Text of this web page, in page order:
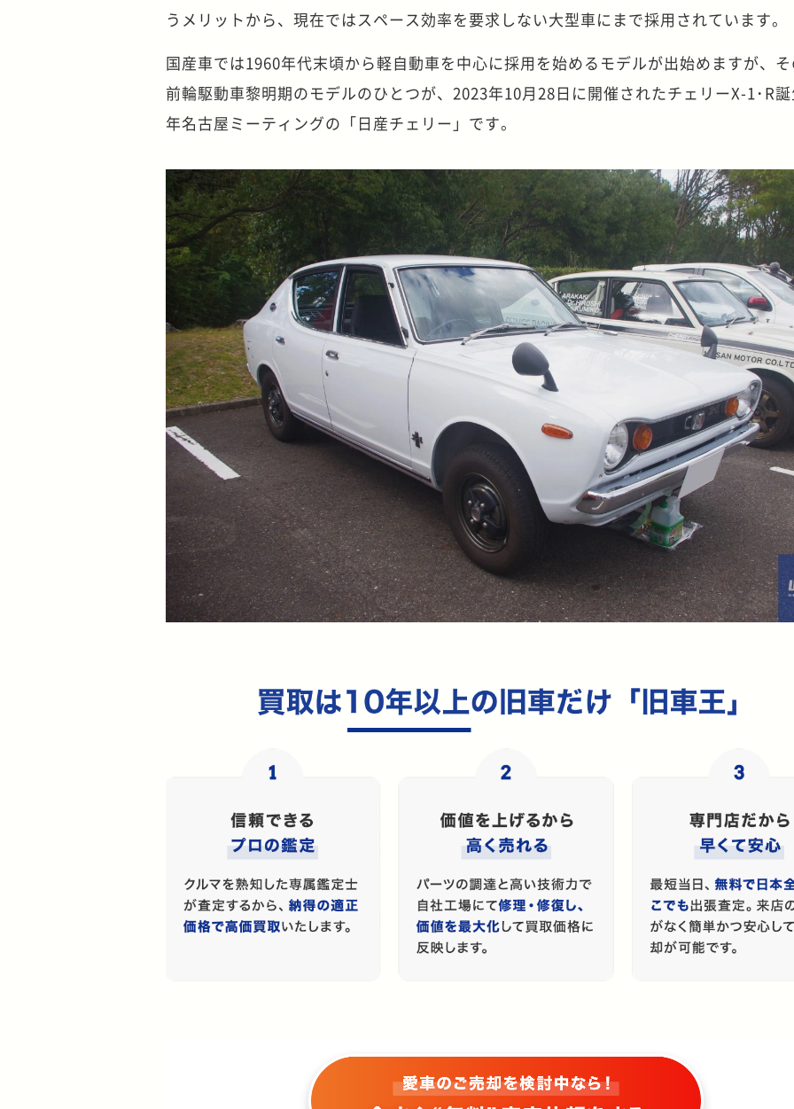
うメリットから、現在ではスペース効率を要求しない大型車にまで採用されています。
国産車では1960年代末頃から軽自動車を中心に採用を始めるモデルが出始めますが、
前輪駆動車黎明期のモデルのひとつが、2023年10月28日に開催されたチェリーX-1･R
年名古屋ミーティングの「日産チェリー」です。